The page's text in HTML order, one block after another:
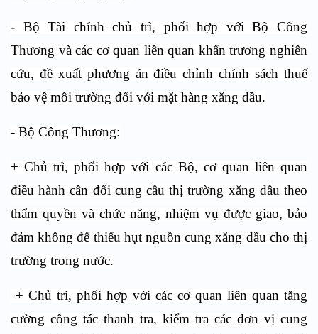
- Bộ Tài chính chủ trì, phối hợp với Bộ Công
Thương và các cơ quan liên quan khẩn trương nghiên
cứu, đề xuất phương án điều chỉnh chính sách thuế
bảo vệ môi trường đối với mặt hàng xăng dầu.
- Bộ Công Thương:
+ Chủ trì, phối hợp với các Bộ, cơ quan liên quan
điều hành cân đối cung cầu thị trường xăng dầu theo
thẩm quyền và chức năng, nhiệm vụ được giao, bảo
đảm không để thiếu hụt nguồn cung xăng dầu cho thị
trường trong nước.
+ Chủ trì, phối hợp với các cơ quan liên quan tăng
cường công tác thanh tra, kiểm tra các đơn vị cung